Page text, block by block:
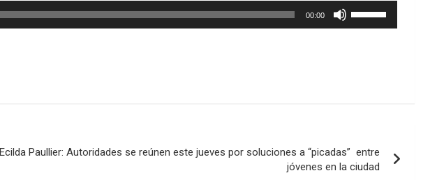
00:00
el
volumen.
Ecilda Paullier: Autoridades se reúnen este jueves por soluciones a “picadas” entre
jóvenes en la ciudad